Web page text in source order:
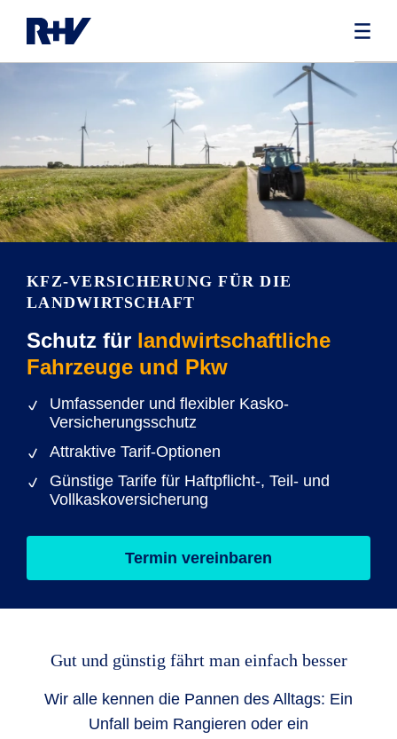
KFZ-VERSICHERUNG FÜR DIE
LANDWIRTSCHAFT
Schutz für landwirtschaftliche
Fahrzeuge und Pkw
Umfassender und flexibler Kasko-
Versicherungsschutz
Attraktive Tarif-Optionen
Günstige Tarife für Haftpflicht-, Teil- und
Vollkaskoversicherung
Termin vereinbaren
Gut und günstig fährt man einfach besser
Wir alle kennen die Pannen des Alltags: Ein
Unfall beim Rangieren oder ein